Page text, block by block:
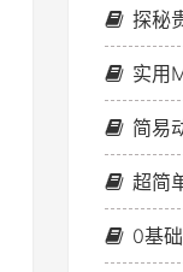
探秘
实用
简易动
超简单
0基础